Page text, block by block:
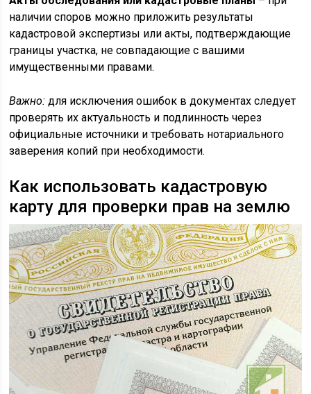
наличии споров можно приложить результаты
кадастровой экспертизы или акты, подтверждающие
границы участка, не совпадающие с вашими
имущественными правами.
Важно: для исключения ошибок в документах следует
проверять их актуальность и подлинность через
официальные источники и требовать нотариального
заверения копий при необходимости.
Как использовать кадастровую
карту для проверки прав на землю